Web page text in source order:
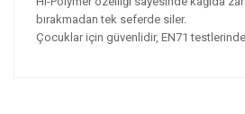
bırakmadan tek seferde siler.
Çocuklar için güvenlidir, EN71